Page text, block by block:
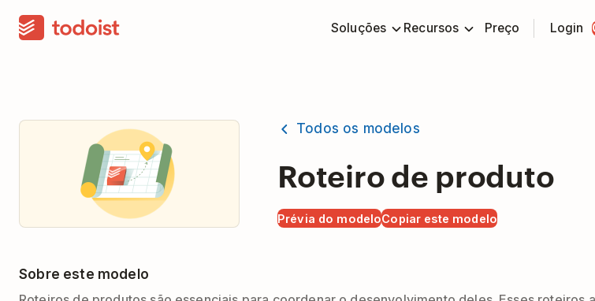
Soluções Recursos Preço Login
Todos os modelos
Roteiro de produto
Prévia do modeloCopiar este modelo
Sobre este modelo